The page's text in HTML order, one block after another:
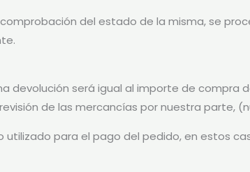
del estado de la misma, se
devolución será igual al importe de
de las mercancías por nuestra parte,
utilizado para el pago del pedido, en estos